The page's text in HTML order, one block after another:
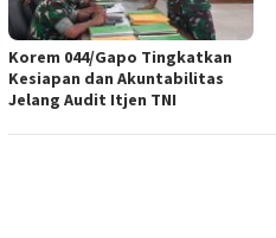
Korem 044/Gapo Tingkatkan
Kesiapan dan Akuntabilitas
Jelang Audit Itjen TNI